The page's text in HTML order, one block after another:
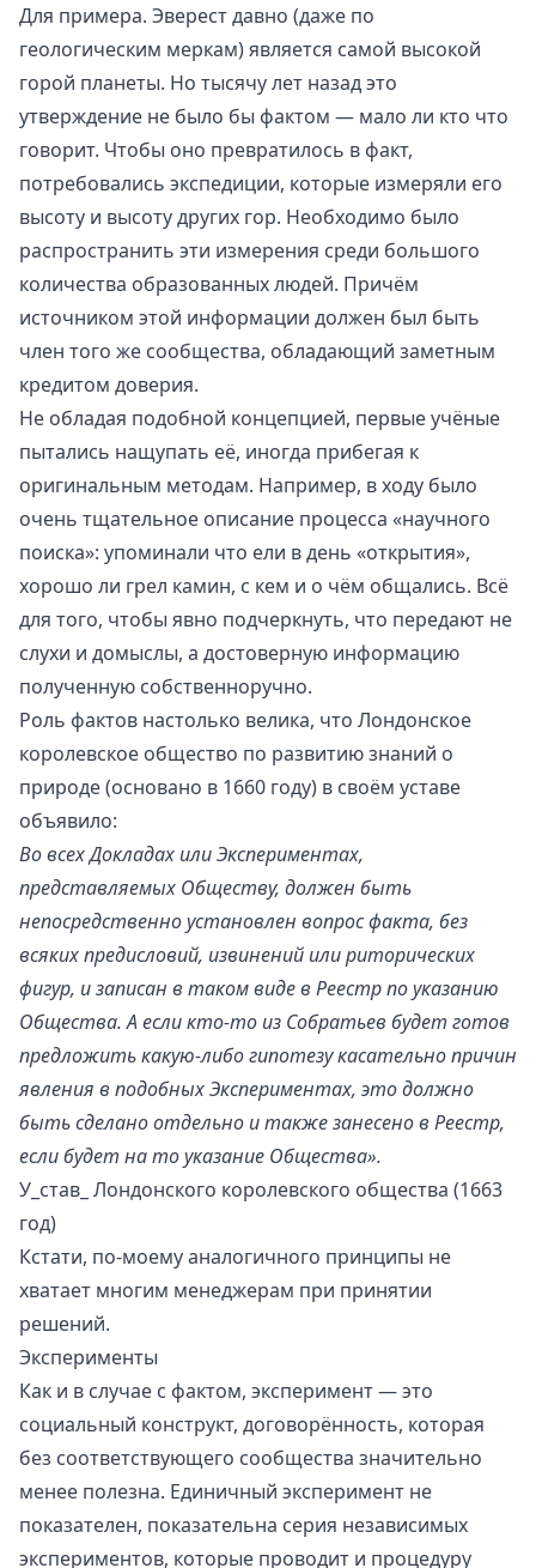
Для примера. Эверест давно (даже по
геологическим меркам) является самой высокой
горой планеты. Но тысячу лет назад это
утверждение не было бы фактом — мало ли кто что
говорит. Чтобы оно превратилось в факт,
потребовались экспедиции, которые измеряли его
высоту и высоту других гор. Необходимо было
распространить эти измерения среди большого
количества образованных людей. Причём
источником этой информации должен был быть
член того же сообщества, обладающий заметным
кредитом доверия.
Не обладая подобной концепцией, первые учёные
пытались нащупать её, иногда прибегая к
оригинальным методам. Например, в ходу было
очень тщательное описание процесса «научного
поиска»: упоминали что ели в день «открытия»,
хорошо ли грел камин, с кем и о чём общались. Всё
для того, чтобы явно подчеркнуть, что передают не
слухи и домыслы, а достоверную информацию
полученную собственноручно.
Роль фактов настолько велика, что Лондонское
королевское общество по развитию знаний о
природе(основано в 1660 году) в своём уставе
объявило:
Во всех Докладах или Экспериментах,
представляемых Обществу, должен быть
непосредственно установлен вопрос факта, без
всяких предисловий, извинений или риторических
фигур, и записан в таком виде в Реестр по указанию
Общества. А если кто-то из Собратьев будет готов
предложить какую-либо гипотезу касательно причин
явления в подобных Экспериментах, это должно
быть сделано отдельно и также занесено в Реестр,
если будет на то указание Общества».
У_став_ Лондонского королевского общества (1663
год)
Кстати, по-моему аналогичного принципы не
хватает многим менеджерам при принятии
решений.
Эксперименты
Как и в случае с фактом, эксперимент — это
социальный конструкт, договорённость, которая
без соответствующего сообщества значительно
менее полезна. Единичный эксперимент не
показателен, показательна серия независимых
экспериментов, которые проводит и процедуру